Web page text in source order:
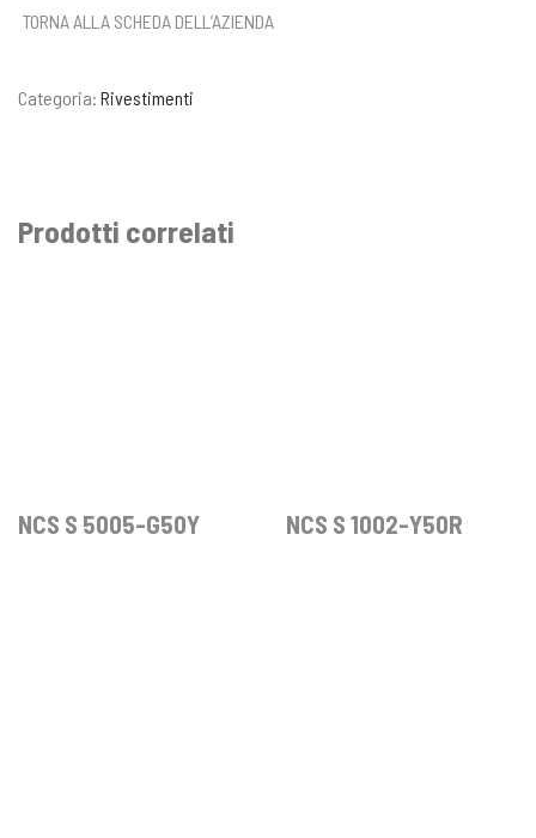
TORNA ALLA SCHEDA DELL’AZIENDA
Categoria: Rivestimenti
Prodotti correlati
NCS S 5005-G50Y NCS S 1002-Y50R